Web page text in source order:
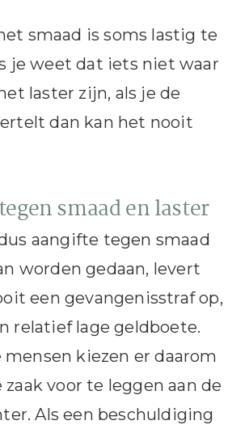
smaad is soms lastig te
je weet dat iets niet waar
laster zijn, als je de
dan kan het nooit
smaad en laster
aangifte tegen smaad
worden gedaan, levert
een gevangenisstraf op,
relatief lage geldboete.
mensen kiezen er daarom
voor te leggen aan de
Als een beschuldiging